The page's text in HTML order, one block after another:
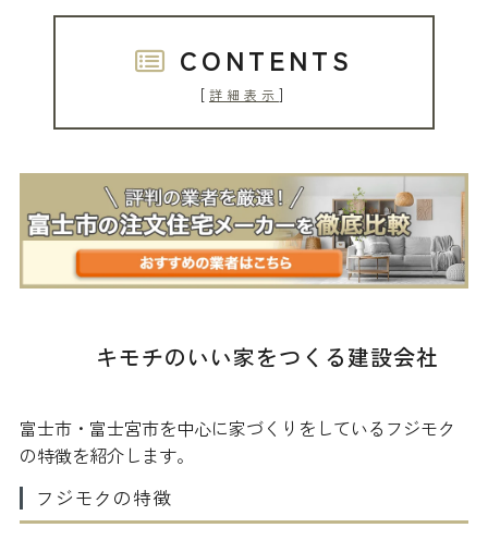
CONTENTS
[ 詳細表示 ]
キモチのいい家をつくる建設会社
富士市・富士宮市を中心に家づくりをしているフジモク
の特徴を紹介します。
フジモクの特徴